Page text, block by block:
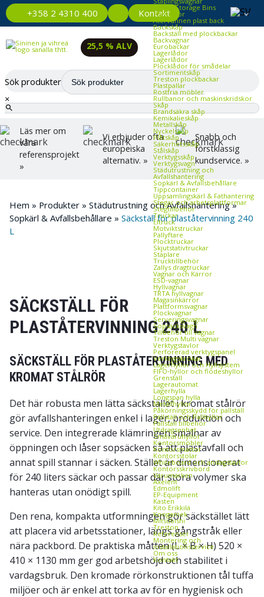
+358 2 4310 400 KontaktPlastic Storage Bins
Plastlådor
Återvunnen plast back
Backskåp
Backställ med plockbackar
Backvagnar
Eurobackar
Lagerlådor
Lagerlådor
Plocklådor för smådelar
Sortimentskåp
Treston plockbackar
Plastpallar
Rostfria möbler
Rullbanor och maskinskridskor
Skåp
Brandsäkra skåp
Kemikalieskåp
Metallskåp
Nyckelskåp
Plåtskåp
Säkerhetsskåp
Stålskåp
Verktygsskåp
Verktygsvagn
Städutrustning och
Avfallshantering
Sopkärl & Avfallsbehållare
Tippcontainer
Uppsamlingskärl & Fathantering
Stegar och arbetsplattformar
Stegtillbehör
Truckar
Eltruck
Motviktstruckar
Pallyftare
Plocktruckar
Skjutstativtruckar
Staplare
Trucktillbehör
Zallys dragtruckar
Vagnar och Kärror
ESD‑vagnar
Hyllvagnar
TRTA hyllvagnar
Magasinkärror
Plattformsvagnar
Plockvagnar
Serveringsvagnar
Sopsäcksvagn
Tillbehör till vagnar
Treston Multi vagnar
Verktygstavlor
Perforerad verktygspanel
Verktygskrokar
Lagerhyllor och Hyllsystem
FIFO‑hyllor och flödeshyllor
Grenställ
Lagerautomat
Lagerhylla
Longspan hylla
Metallhyllor
Påkörningsskydd för pallställ
Pallställ och Pallhyllor
Pallställ tillbehör
Utdragsenhet
Småvaruhyllor
Kontorsmöbler
Kontorsmattor
Kontorsstolar
Whiteboard och anslagstavlor
Kontorsskrivbord
Varumärken
Axelent
Edmolift
EP-Equipment
Kasten
Kito Erikkilä
Kongamek
Mitsubishi
Treston
Referenser
Montering och
installationsservice
Om oss
Kontakt
25,5 % ALV
Sök produkter
×
Läs mer om
våra
referensprojekt
»
Vi erbjuder ofta
europeiska
alternativ. »
Snabb och
förstklassig
kundservice. »
Hem » Produkter » Städutrustning och Avfallshantering»
Sopkärl & Avfallsbehållare » Säckställ för plaståtervinning 240
L
SÄCKSTÄLL FÖR
PLASTÅTERVINNING 240 L
SÄCKSTÄLL FÖR PLASTÅTERVINNING MED
KROMAT STÅLRÖR
Det här robusta men lätta säckstället i kromat stålrör
gör avfallshanteringen enkel i lager, produktion och
service. Den integrerade klämringen smalnar av
öppningen och låser sopsäcken så att plastavfall och
annat spill stannar i säcken. Stället är dimensionerat
för 240 liters säckar och passar där stora volymer ska
hanteras utan onödigt spill.
Den rena, kompakta utformningen gör säckstället lätt
att placera vid arbetsstationer, längs gångstråk eller
nära packbord. De praktiska måtten (L × B × H) 520 ×
410 × 1130 mm ger god arbetshöjd och stabilitet i
vardagsbruk. Den kromade rörkonstruktionen tål tuffa
miljöer och är enkel att torka av för en hygienisk och